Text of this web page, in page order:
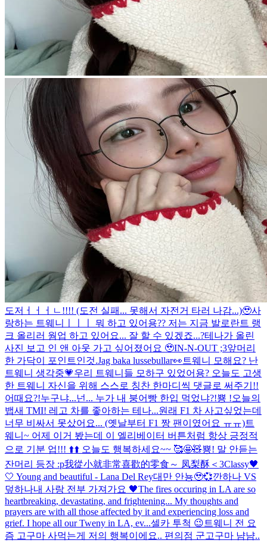
도저ㅓㅓㅓㄴ!!!! (도전 실패... 못해서 자전거 타러 나감...)🥹사
랑하는 트웨니ㅣㅣㅣ 뭐 하고 있어용?? 저는 지금 발로란트 랭
크 올리러 웜업 하고 있어요... 잘 할 수 있겠죠...?테나가 올린
사진 보고 인 앤 아웃 가고 싶어졌어요 🥹IN-N-OUT ;3앞머리
한 가닥이 포인트인것.Jag baka lussebullar👀 트웨니 모해요? 난
트웨니 생각중💗우리 트웨니들 모하구 있었어용? 오늘도 고생
한 트웨니 자신을 위해 스스로 칭찬 한마디씩 댓글로 써주기!!
어때요?!누구냐...넌... 누가 내 붕어빵 한입 먹었냐?!뿅 !오늘의
뱁새 TMI! 레고 차를 좋아하는 테나...원래 F1 차 사고싶었는데
너무 비싸서 못샀어요... (옛날부터 F1 짱 팬이였어요 ㅠㅠ)트
웨니~ 어제 이거 봤는데 이 엘리베이터 버튼처럼 항상 긍정적
으로 기분 업!!! ⬆️⬆️ 오늘도 행복하세요~~ 🥰🤩🧸뿅! 말 안듣는
잔머리 등장 :p我從小就非常喜歡的零食～ 凤梨酥＜3Classy🖤
🤍 Young and beautiful - Lana Del Rey대만 안뇽🥹💞깐하나 VS
덮하나내 사랑 전부 가져가요 🖤The fires occuring in LA are so
heartbreaking, devastating, and frightening... My thoughts and
prayers are with all those affected by it and experiencing loss and
grief. I hope all our Tweny in LA, ev...셀카 투척 😉 트웨니 전 요
즘 고구마 사먹는게 저의 행복이에요.. 편의점 군고구마 냠냠..